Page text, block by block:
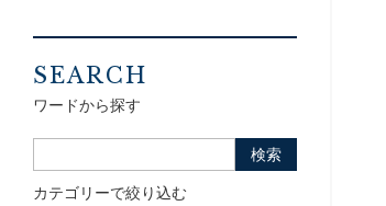
SEARCH
ワードから探す
カテゴリーで絞り込む